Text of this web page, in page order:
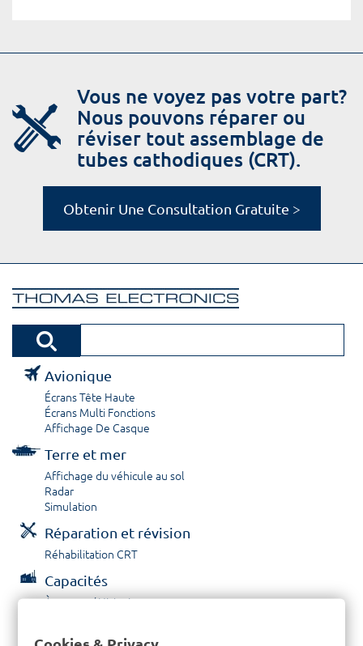
Vous ne voyez pas votre part?
Nous pouvons réparer ou
réviser tout assemblage de
tubes cathodiques (CRT).
Obtenir Une Consultation Gratuite >
Avionique
Écrans Tête Haute
Écrans Multi Fonctions
Affichage De Casque
Terre et mer
Affichage du véhicule au sol
Radar
Simulation
Réparation et révision
Réhabilitation CRT
Capacités
À propos / Historique